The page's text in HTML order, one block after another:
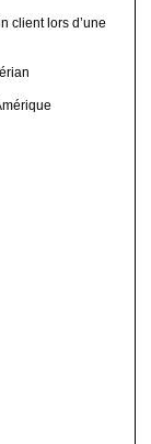
client lors d’une